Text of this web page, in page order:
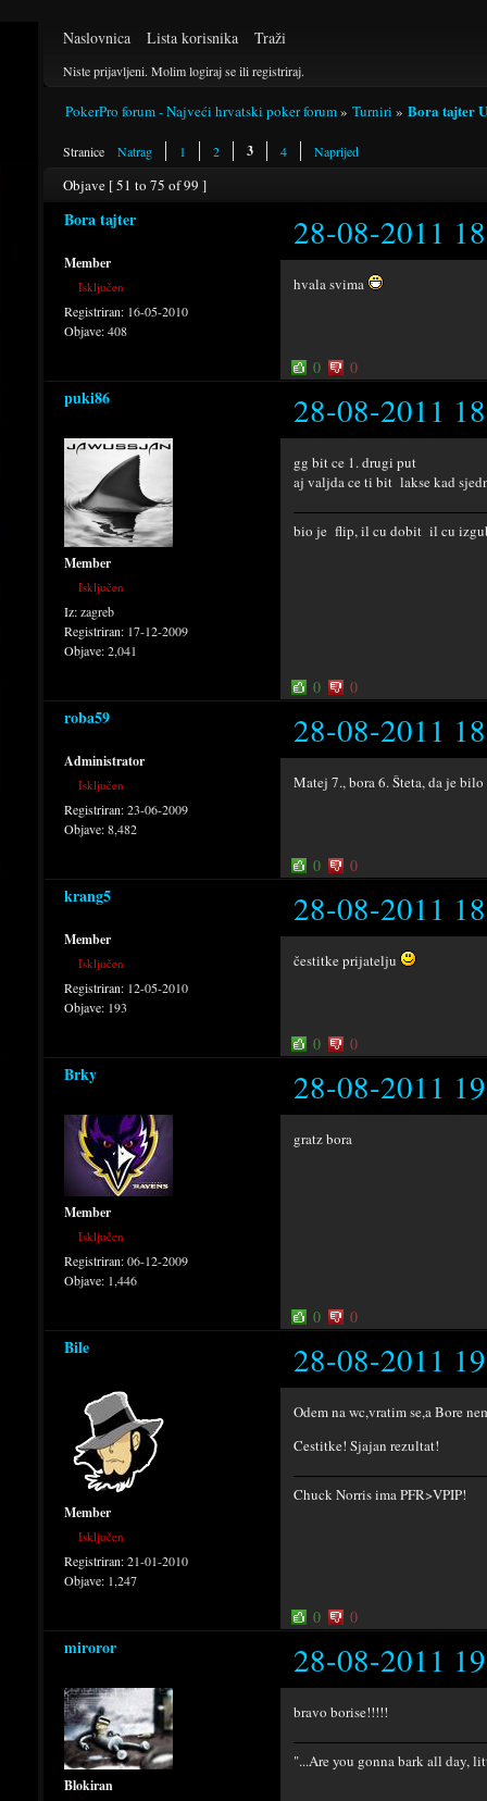
Naslovnica Lista korisnika Traži
Niste prijavljeni. Molim logiraj se ili registriraj.
PokerPro forum - Najveći hrvatski poker forum» Turniri » Bora tajter
Stranice Natrag 1 2 3 4 Naprijed
Objave [ 51 to 75 of 99 ]
Bora tajter 28-08-2011
Member
Isključen
Registriran: 16-05-2010
Objave:408
hvala svima
0 0
puki86 28-08-2011
Member
Isključen
Iz:zagreb
Registriran: 17-12-2009
Objave:2,041
gg bit ce 1. drugi put
aj valjda ce ti bit lakse kad
bio je flip, il cu dobit il cu
0 0
roba59 28-08-2011
Administrator
Isključen
Registriran:23-06-2009
Objave:8,482
Matej 7., bora 6. Šteta, da je
0 0
krang5 28-08-2011
Member
Isključen
Registriran: 12-05-2010
Objave: 193
čestitke prijatelju
0 0
Brky 28-08-2011
Member
Isključen
Registriran:06-12-2009
Objave: 1,446
gratz bora
0 0
Bile 28-08-2011
Member
Isključen
Registriran:21-01-2010
Objave: 1,247
Odem na wc,vratim se,a Bore
Cestitke! Sjajan rezultat!
Chuck Norris ima PFR>VPIP!
0 0
miroror 28-08-2011
Blokiran
bravo borise!!!!!
"...Are you gonna bark all day,